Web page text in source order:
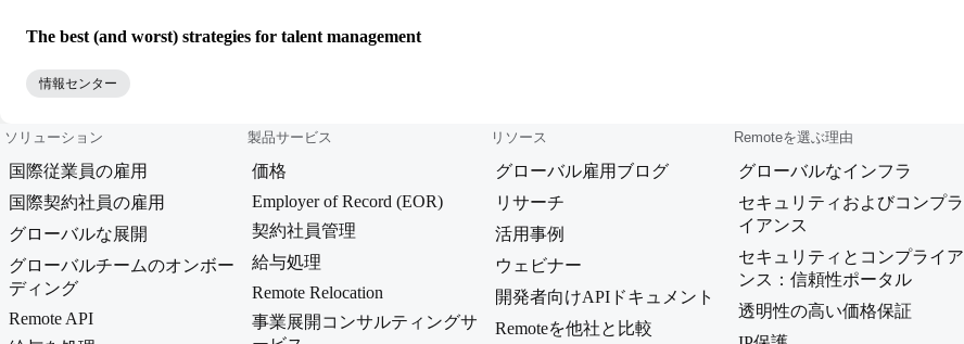
The best (and worst) strategies for talent management
情報センター
ソリューション
国際従業員の雇用
国際契約社員の雇用
グローバルな展開
グローバルチームのオンボー
ディング
Remote API
製品サービス
価格
Employer of Record (EOR)
契約社員管理
給与処理
Remote Relocation
事業展開コンサルティングサ
リソース
グローバル雇用ブログ
リサーチ
活用事例
ウェビナー
開発者向けAPIドキュメント
Remoteを他社と比較
Remoteを選ぶ理由
グローバルなインフラ
セキュリティおよびコンプラ
イアンス
セキュリティとコンプライア
ンス：信頼性ポータル
透明性の高い価格保証